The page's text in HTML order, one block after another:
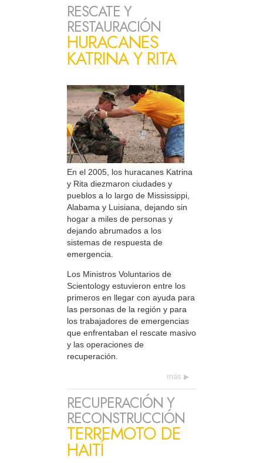
RESCATE Y
RESTAURACIÓN
HURACANES
KATRINA Y RITA
En el 2005, los huracanes Katrina
y Rita diezmaron ciudades y
pueblos a lo largo de Mississippi,
Alabama y Luisiana, dejando sin
hogar a miles de personas y
dejando abrumados a los
sistemas de respuesta de
emergencia.
Los Ministros Voluntarios de
Scientology estuvieron entre los
primeros en llegar con ayuda para
las personas de la región y para
los trabajadores de emergencias
que enfrentaban el rescate masivo
y las operaciones de
recuperación.
más
RECUPERACIÓN Y
RECONSTRUCCIÓN
TERREMOTO DE
HAITÍ